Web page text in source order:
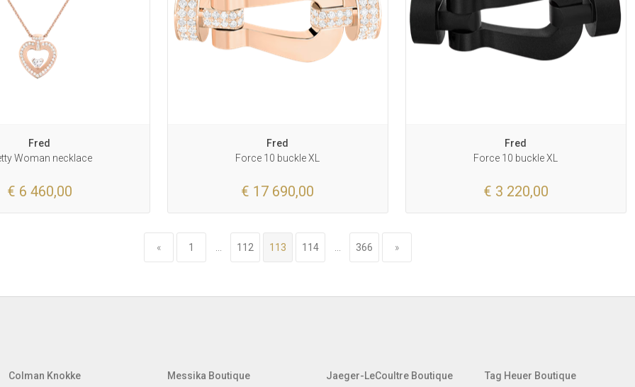
Fred
Woman necklace
€ 6 460,00
Fred
Force 10 buckle XL
€ 17 690,00
Fred
Force 10 buckle XL
€ 3 220,00
« 1 112 113 114 366 »
Colman Knokke
Messika Boutique
Jaeger-LeCoultre Boutique
Tag Heuer Boutique